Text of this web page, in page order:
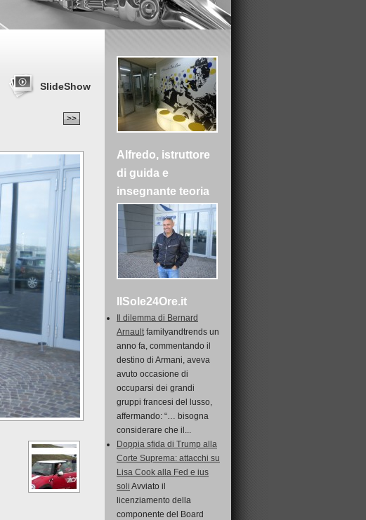
SlideShow
>>
Alfredo, istruttore
di guida e
insegnante teoria
IlSole24Ore.it
Il dilemma di Bernard
Arnault familyandtrends un
anno fa, commentando il
destino di Armani, aveva
avuto occasione di
occuparsi dei grandi
gruppi francesi del lusso,
affermando: “… bisogna
considerare che il...
Doppia sfida di Trump alla
Corte Suprema: attacchi su
Lisa Cook alla Fed e ius
soli Avviato il
licenziamento della
componente del Board